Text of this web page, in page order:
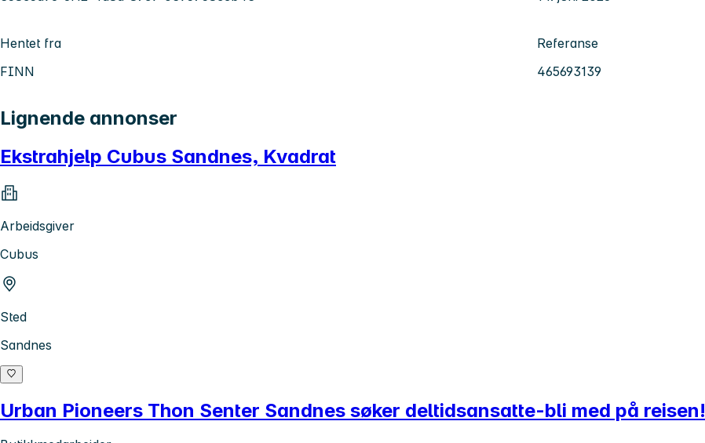
Hentet fra
FINN
Referanse
465693139
Lignende annonser
Ekstrahjelp Cubus Sandnes, Kvadrat
Arbeidsgiver
Cubus
Sted
Sandnes
Urban Pioneers Thon Senter Sandnes søker deltidsansatte-bli med på reisen!